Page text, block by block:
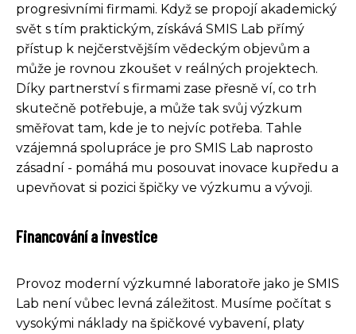
progresivními firmami. Když se propojí akademický
svět s tím praktickým, získává SMIS Lab přímý
přístup k nejčerstvějším vědeckým objevům a
může je rovnou zkoušet v reálných projektech.
Díky partnerství s firmami zase přesně ví, co trh
skutečně potřebuje, a může tak svůj výzkum
směřovat tam, kde je to nejvíc potřeba. Tahle
vzájemná spolupráce je pro SMIS Lab naprosto
zásadní - pomáhá mu posouvat inovace kupředu a
upevňovat si pozici špičky ve výzkumu a vývoji.
Financování a investice
Provoz moderní výzkumné laboratoře jako je SMIS
Lab není vůbec levná záležitost. Musíme počítat s
vysokými náklady na špičkové vybavení, platy